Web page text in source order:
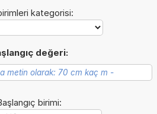
kategorisi:
değeri:
birimi: